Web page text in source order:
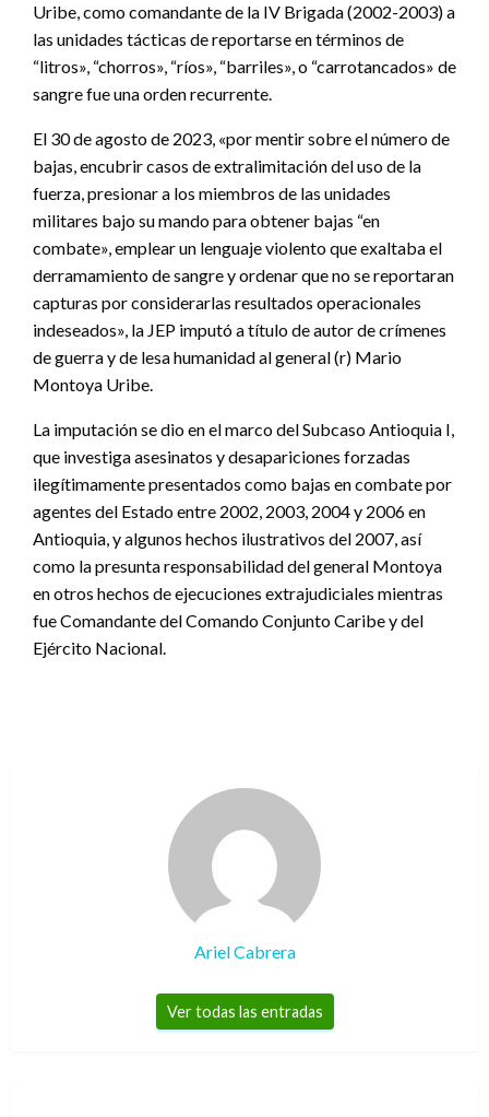
Uribe, como comandante de la IV Brigada (2002-2003) a
las unidades tácticas de reportarse en términos de
“litros», “chorros», “ríos», “barriles», o “carrotancados» de
sangre fue una orden recurrente.
El 30 de agosto de 2023, «por mentir sobre el número de
bajas, encubrir casos de extralimitación del uso de la
fuerza, presionar a los miembros de las unidades
militares bajo su mando para obtener bajas “en
combate», emplear un lenguaje violento que exaltaba el
derramamiento de sangre y ordenar que no se reportaran
capturas por considerarlas resultados operacionales
indeseados», la JEP imputó a título de autor de crímenes
de guerra y de lesa humanidad al general (r) Mario
Montoya Uribe.
La imputación se dio en el marco del Subcaso Antioquia I,
que investiga asesinatos y desapariciones forzadas
ilegítimamente presentados como bajas en combate por
agentes del Estado entre 2002, 2003, 2004 y 2006 en
Antioquia, y algunos hechos ilustrativos del 2007, así
como la presunta responsabilidad del general Montoya
en otros hechos de ejecuciones extrajudiciales mientras
fue Comandante del Comando Conjunto Caribe y del
Ejército Nacional.
Ariel Cabrera
Ver todas las entradas